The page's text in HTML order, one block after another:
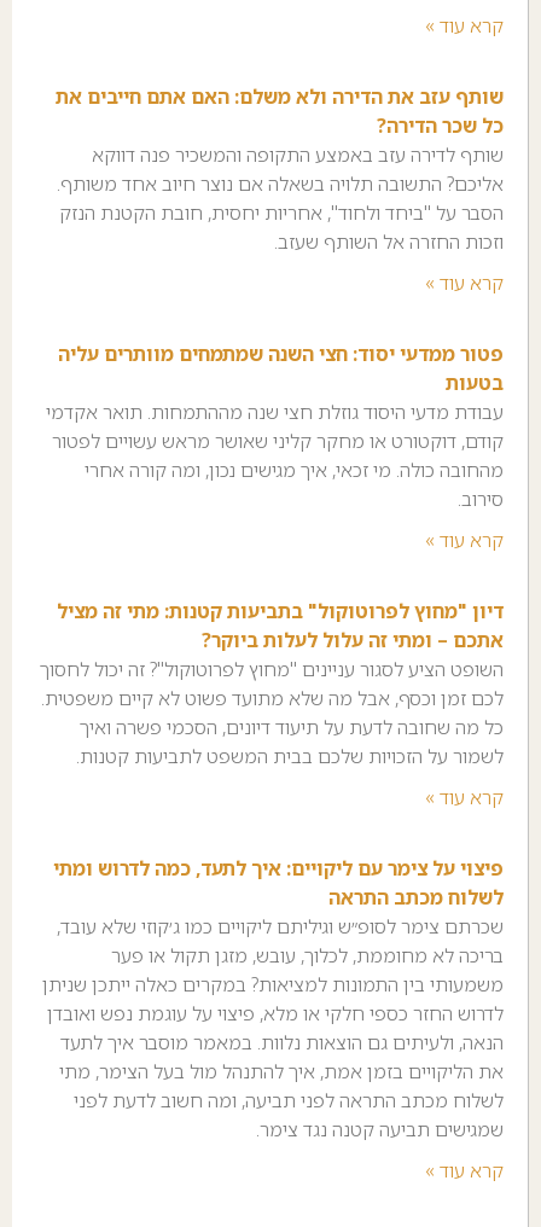
קרא עוד »
שותף עזב את הדירה ולא משלם: האם אתם חייבים את
כל שכר הדירה?
שותף לדירה עזב באמצע התקופה והמשכיר פנה דווקא
אליכם? התשובה תלויה בשאלה אם נוצר חיוב אחד משותף.
הסבר על "ביחד ולחוד", אחריות יחסית, חובת הקטנת הנזק
וזכות החזרה אל השותף שעזב.
קרא עוד »
פטור ממדעי יסוד: חצי השנה שמתמחים מוותרים עליה
בטעות
עבודת מדעי היסוד גוזלת חצי שנה מההתמחות. תואר אקדמי
קודם, דוקטורט או מחקר קליני שאושר מראש עשויים לפטור
מהחובה כולה. מי זכאי, איך מגישים נכון, ומה קורה אחרי
סירוב.
קרא עוד »
דיון "מחוץ לפרוטוקול" בתביעות קטנות: מתי זה מציל
אתכם – ומתי זה עלול לעלות ביוקר?
השופט הציע לסגור עניינים "מחוץ לפרוטוקול"? זה יכול לחסוך
לכם זמן וכסף, אבל מה שלא מתועד פשוט לא קיים משפטית.
כל מה שחובה לדעת על תיעוד דיונים, הסכמי פשרה ואיך
לשמור על הזכויות שלכם בבית המשפט לתביעות קטנות.
קרא עוד »
פיצוי על צימר עם ליקויים: איך לתעד, כמה לדרוש ומתי
לשלוח מכתב התראה
שכרתם צימר לסופ״ש וגיליתם ליקויים כמו ג׳קוזי שלא עובד,
בריכה לא מחוממת, לכלוך, עובש, מזגן תקול או פער
משמעותי בין התמונות למציאות? במקרים כאלה ייתכן שניתן
לדרוש החזר כספי חלקי או מלא, פיצוי על עוגמת נפש ואובדן
הנאה, ולעיתים גם הוצאות נלוות. במאמר מוסבר איך לתעד
את הליקויים בזמן אמת, איך להתנהל מול בעל הצימר, מתי
לשלוח מכתב התראה לפני תביעה, ומה חשוב לדעת לפני
שמגישים תביעה קטנה נגד צימר.
קרא עוד »